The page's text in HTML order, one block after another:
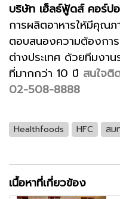
บริษัท เฮ็ลธ์ฟู้ดส์ คอร์ป
การผลิตอาหารให้มีคุณภ
ตอบสนองความต้องการ
ต่างประเทศ ด้วยทีมงา
ที่มากกว่า 10 ปี สนใจติ
02-508-8888
Healthfoods HFC สม
เนื้อหาที่เกี่ยวข้อง